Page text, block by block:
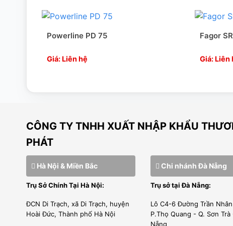
về môi trường toàn cầu. Biết rằng máy sấy là một trong
là hiện nay, Fagor Industrial đã tạo ra dòng sản phẩm
hiệu quả nhất trên thị trường. Dòng sản phẩm này không
lên đến 40%.
Điều khiển MP
Powerline PD 75
Giá: Liên hệ
Fagor
Giá: Liên
CÔNG TY TNHH XUẤT NHẬP KHẨU
PHÁT
Hà Nội & Miền Bắc
Trụ Sở Chính Tại Hà Nội:
ĐCN Di Trạch, xã Di Trạch, huyện
Hoài Đức, Thành phố Hà Nội
Chi nhánh Đà Nẵng
Trụ sở tại Đà Nẵng:
Lô C4-6 Đường Trần
P.Thọ Quang - Q. Sơn
Nẵng